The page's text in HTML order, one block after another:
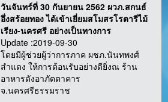
วันจันทร์ที่ 30 กันยายน 2562 ผวภ.สกนธ์
อึ่งสร้อยทอง ได้เข้าเยี่ยมสโมสรโรตารีไม้
เรียง-นครศรี อย่างเป็นทางการ
Update :2019-09-30
โดยมีผู้ช่วยผู้ว่าการภาค ผชภ.นันทพงศ์
สำแดง ให้การต้อนรับอย่างดียิ่งณ ร้าน
อาหารดังอาภัตตาคาร
จ.นครศรีธรรมราช